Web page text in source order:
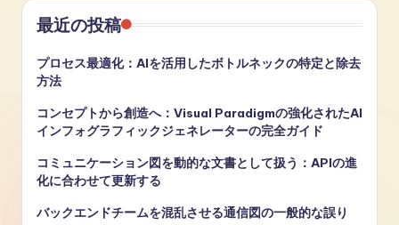
最近の投稿
プロセス最適化：AIを活用したボトルネックの特定と除去
方法
コンセプトから創造へ：Visual Paradigmの強化されたAI
インフォグラフィックジェネレーターの完全ガイド
コミュニケーション図を動的な文書として扱う：APIの進
化に合わせて更新する
バックエンドチームを混乱させる通信図の一般的な誤り